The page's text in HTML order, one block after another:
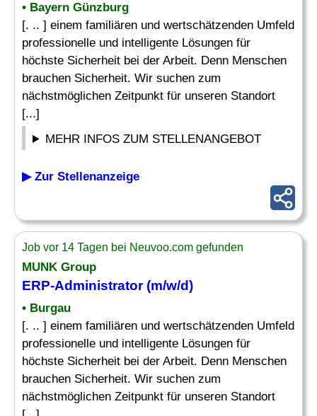
• Bayern Günzburg
[. .. ] einem familiären und wertschätzenden Umfeld
professionelle und intelligente Lösungen für
höchste Sicherheit bei der Arbeit. Denn Menschen
brauchen Sicherheit. Wir suchen zum
nächstmöglichen Zeitpunkt für unseren Standort
[...]
MEHR INFOS ZUM STELLENANGEBOT
▶ Zur Stellenanzeige
Job vor 14 Tagen bei Neuvoo.com gefunden
MUNK Group
ERP-Administrator(m/w/d)
• Burgau
[. .. ] einem familiären und wertschätzenden Umfeld
professionelle und intelligente Lösungen für
höchste Sicherheit bei der Arbeit. Denn Menschen
brauchen Sicherheit. Wir suchen zum
nächstmöglichen Zeitpunkt für unseren Standort